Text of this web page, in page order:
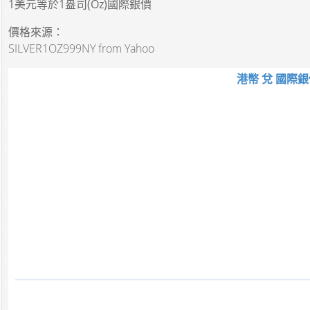
1美元等於1盎司(Oz)國際銀價
價格來源：
SILVER1OZ999NY from Yahoo
港幣 兌 國際